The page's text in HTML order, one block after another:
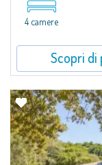
all'interno del
4 camere
Scopri di